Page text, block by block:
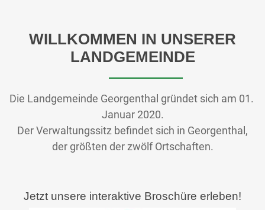
WILLKOMMEN IN UNSERER
LANDGEMEINDE
Die Landgemeinde Georgenthal gründet sich am 01.
Januar 2020.
Der Verwaltungssitz befindet sich in Georgenthal,
der größten der zwölf Ortschaften.
Jetzt unsere interaktive Broschüre erleben!